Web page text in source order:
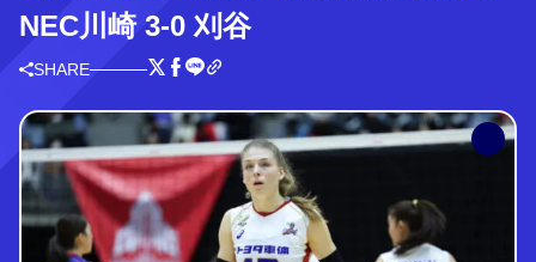
NEC川崎 3-0 刈谷
SHARE